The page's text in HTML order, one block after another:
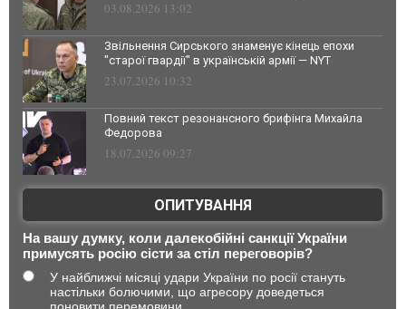
03.08.2026 13:02
Звільнення Сирського знаменує кінець епохи
"старої гвардії" в українській армії — NYT
23.07.2026 10:32
Повний текст резонансного брифінга Михайла
Федорова
18.07.2026 09:27
ОПИТУВАННЯ
На вашу думку, коли далекобійні санкції України
примусять росію сісти за стіл переговорів?
У найближчі місяці удари України по росії стануть
настільки болючими, що агресору доведеться